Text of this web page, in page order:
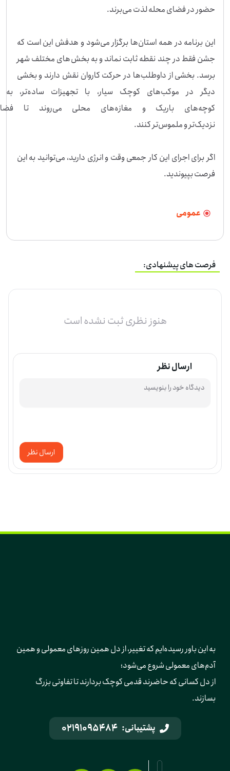
این برنامه در همه استان‌ها برگزار می‌شود و هدفش این است که
جشن فقط در چند نقطه ثابت نماند و به بخش‌های مختلف شهر
برسد. بخشی از داوطلب‌ها در حرکت کاروان نقش دارند و بخشی
دیگر در موکب‌های کوچک سیار، با
کوچه‌های باریک و مغازه‌های
اگر برای اجرای این کار جمعی وقت و انرژی دارید، می‌توانید به این
فرصت بپیوندید.
عمومی
فرصت های پیشنهادی:
هنوز نظری ثبت نشده است
ارسال نظر
ارسال نظر
به این باور رسیده‌ایم که تغییر، از دل همین روزهای معمولی و همین
آدم‌های معمولی شروع می‌شود؛
از دل کسانی که حاضرند قدمی کوچک بردارند تا تفاوتی بزرگ
بسازند.
پشتیبانی: 02191095484